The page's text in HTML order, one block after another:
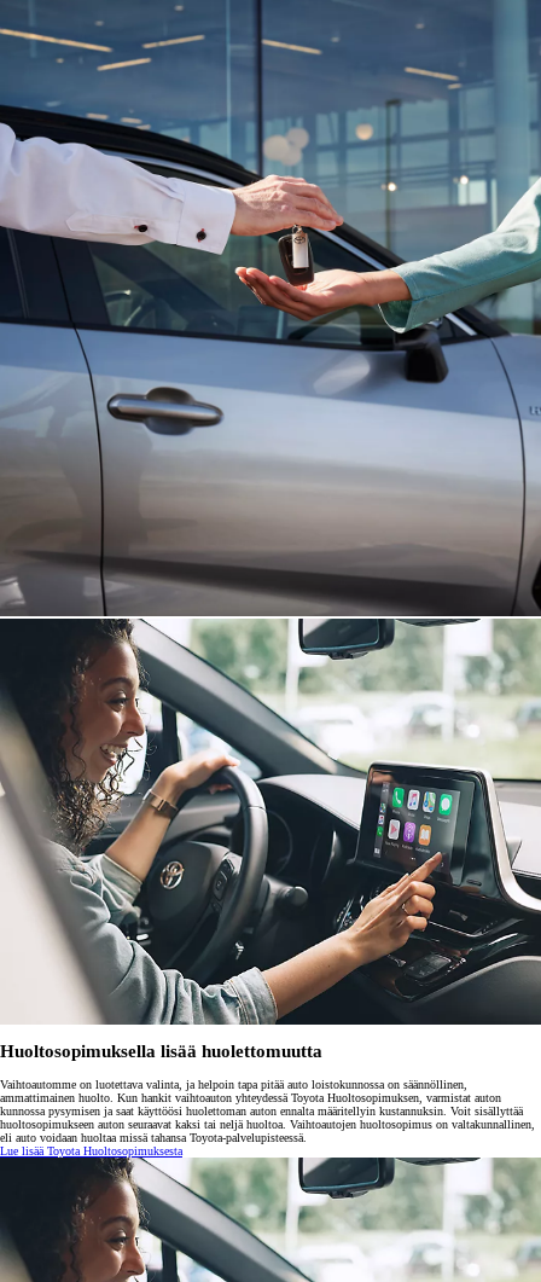
Huoltosopimuksella lisää huolettomuutta
Vaihtoautomme on luotettava valinta, ja helpoin tapa pitää auto loistokunnossa on säännöllinen,
ammattimainen huolto. Kun hankit vaihtoauton yhteydessä Toyota Huoltosopimuksen, varmistat auton
kunnossa pysymisen ja saat käyttöösi huolettoman auton ennalta määritellyin kustannuksin. Voit sisällyttää
huoltosopimukseen auton seuraavat kaksi tai neljä huoltoa. Vaihtoautojen huoltosopimus on valtakunnallinen,
eli auto voidaan huoltaa missä tahansa Toyota-palvelupisteessä.
Lue lisää Toyota Huoltosopimuksesta